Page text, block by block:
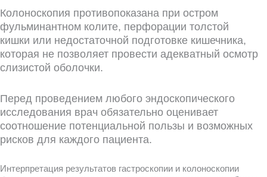
Колоноскопия противопоказана при остром
фульминантном колите, перфорации толстой
кишки или недостаточной подготовке кишечника,
которая не позволяет провести адекватный осмотр
слизистой оболочки.
Перед проведением любого эндоскопического
исследования врач обязательно оценивает
соотношение потенциальной пользы и возможных
рисков для каждого пациента.
Интерпретация результатов гастроскопии и колоноскопии